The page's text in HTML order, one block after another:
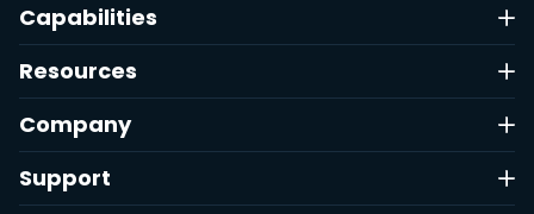
Capabilities
Resources
Company
Support